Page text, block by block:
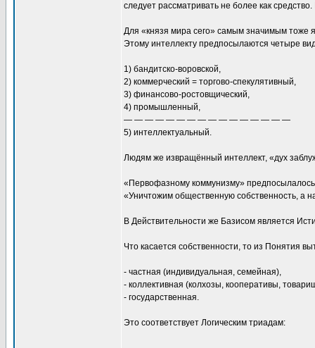
следует рассматривать не более как
Для «князя мира сего» самым значимым тоже
Этому интеллекту предпосылаются четыре
1) бандитско-воровской,
2) коммерческий = торгово-спекулятивный,
3) финансово-ростовщический,
4) промышленный,
— — — — — — — — — — — — — — — —
5) интеллектуальный.
Людям же извращённый интеллект, «дух
«Первофазному коммунизму» предпосылалось
«Уничтожим общественную собственность, а
В Действительности же Базисом является
Что касается собственности, то из Понятия
- частная (индивидуальная, семейная),
- коллективная (колхозы, кооперативы,
- государственная.
Это соответствует Логическим триадам: